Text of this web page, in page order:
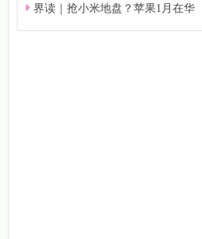
界读｜抢小米地盘？苹果1月在华